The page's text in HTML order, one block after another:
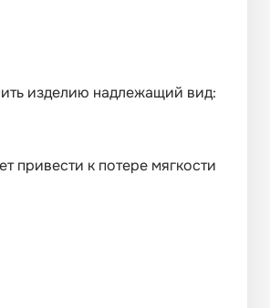
изделию надлежащий вид:
привести к потере мягкости